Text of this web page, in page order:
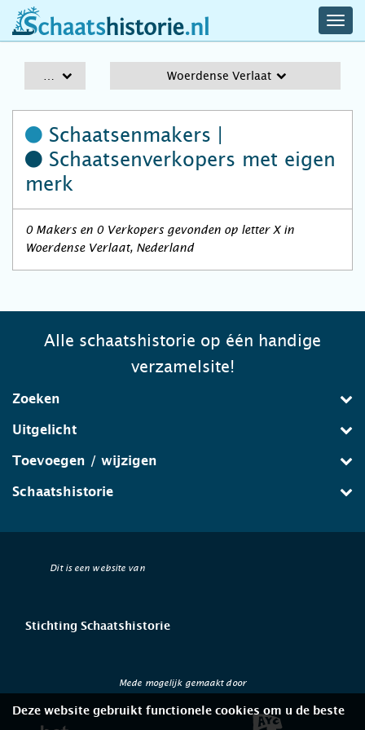
schaatshistorie.nl
Woerdense Verlaat
Schaatsenmakers |
Schaatsenverkopers met eigen
merk
0 Makers en 0 Verkopers gevonden op letter X in
Woerdense Verlaat, Nederland
Alle schaatshistorie op één handige
verzamelsite!
Zoeken
Uitgelicht
Toevoegen / wijzigen
Schaatshistorie
Dit is een website van
Stichting Schaatshistorie
Mede mogelijk gemaakt door
Deze website gebruikt functionele cookies om u de beste